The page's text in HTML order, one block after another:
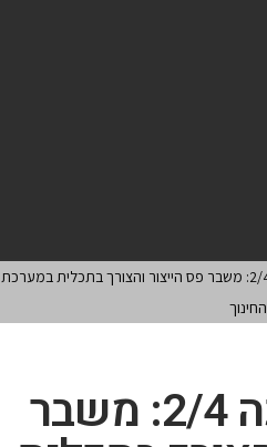
מות המהפכה 2/4: משבר פס הייצור והצורך בתכלית במערכת
החינוך
מות המהפכה 2/4: משבר